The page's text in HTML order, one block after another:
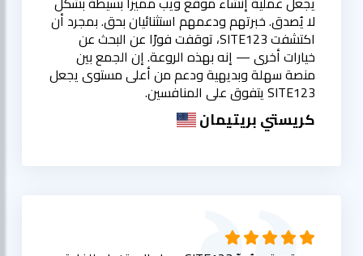
لا يُصدق. خبرتهم ودعمهم استثنائيان بحق. بمجرد أن
اكتشفت SITE123، توقفت فورًا عن البحث عن
خيارات أخرى — إنه بهذه الروعة. إن الجمع بين
منصة سهلة وبديهية ودعم من أعلى مستوى يجعل
SITE123 يتفوق على المنافسين.
كريستي بريتيمان